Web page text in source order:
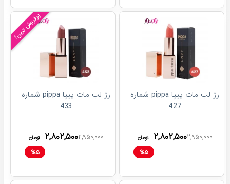
رژ لب مات پیپا pippa شماره
427
۲,۹۵۰,۰۰۰۲,۸۰۲,۵۰۰ تومان
%۵
پرفروش ترین!
رژ لب مات پیپا pippa شماره
433
۲,۹۵۰,۰۰۰۲,۸۰۲,۵۰۰ تومان
%۵